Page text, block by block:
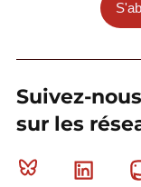
Suivez-nous
sur les
Bluesky